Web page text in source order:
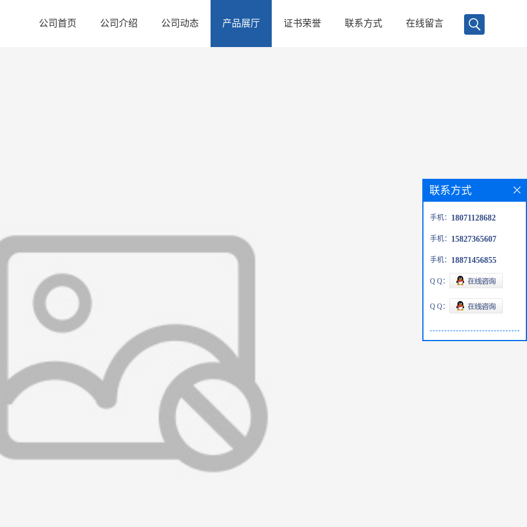
公司首页 公司介绍 公司动态 产品展厅 证书荣誉 联系方式 在线留言
联系方式
手机： 18071128682
手机： 15827365607
手机： 18871456855
Q Q：
Q Q：